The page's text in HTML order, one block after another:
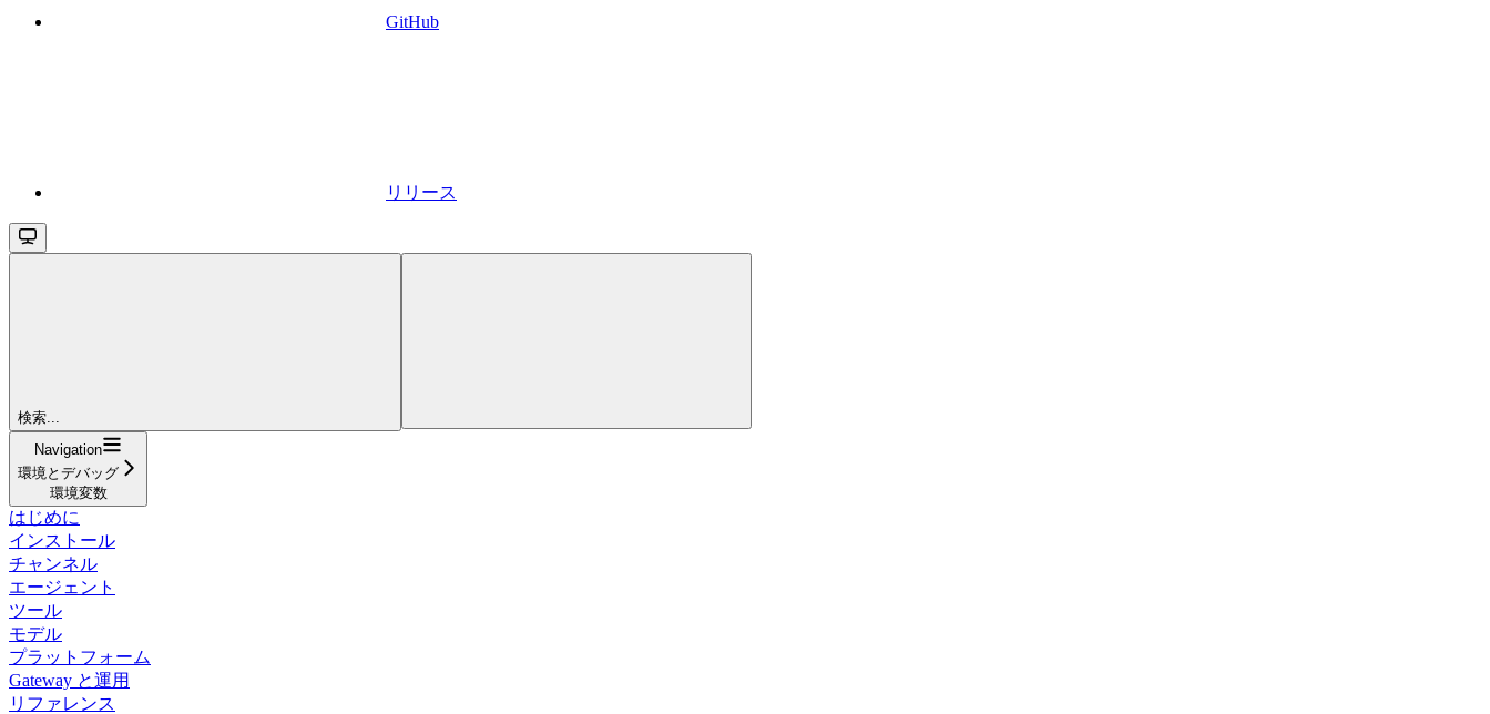
GitHub
リリース
検索...
Navigation
環境とデバッグ
環境変数
はじめに
インストール
チャンネル
エージェント
ツール
モデル
プラットフォーム
Gateway と運用
リファレンス